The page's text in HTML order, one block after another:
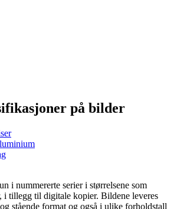
på bilder
i nummererte serier i størrelsene som
i tillegg til digitale kopier. Bildene leveres
stående format og også i ulike forholdstall